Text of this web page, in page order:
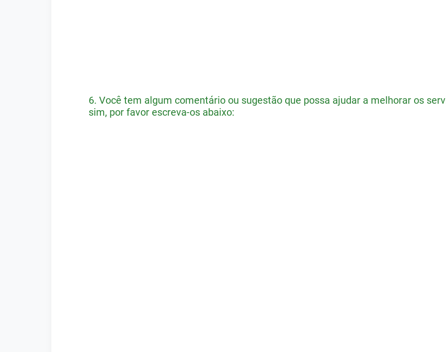
6. Você tem algum comentário ou sugestão que possa ajudar a melhorar os
sim, por favor escreva-os abaixo: